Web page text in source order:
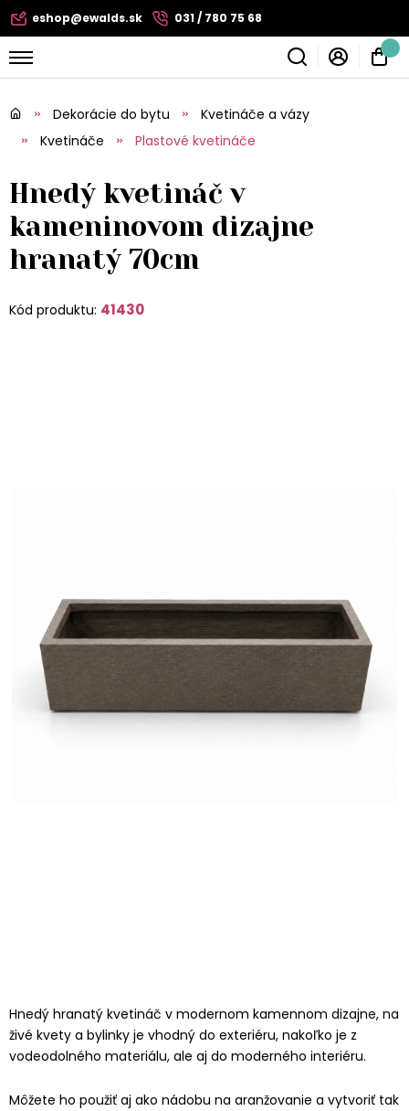
eshop@ewalds.sk 031 / 780 75 68
Dekorácie do bytu
Kvetináče a vázy
Kvetináče
Plastové kvetináče
Hnedý kvetináč v
kameninovom dizajne
hranatý 70cm
Kód produktu: 41430
Hnedý hranatý kvetináč v modernom kamennom dizajne, na
živé kvety a bylinky je vhodný do exteriéru, nakoľko je z
vodeodolného materiálu, ale aj do moderného interiéru.
Môžete ho použiť aj ako nádobu na aranžovanie a vytvoriť tak